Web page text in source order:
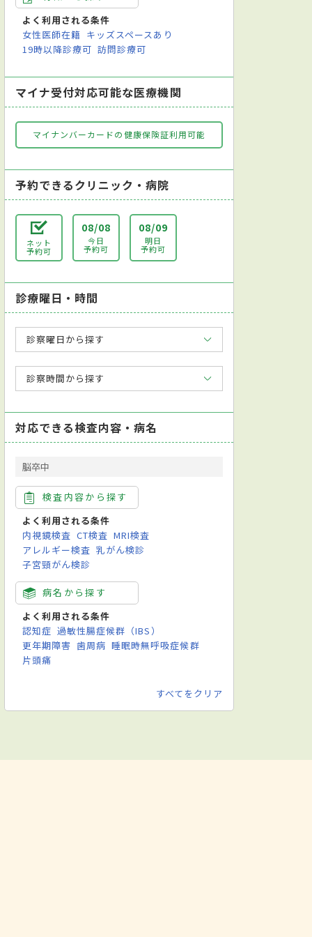
よく利用される条件
女性医師在籍 キッズスペースあり
19時以降診療可 訪問診療可
マイナ受付対応可能な医療機関
マイナンバーカードの健康保険証利用可能
予約できるクリニック・病院
ネット
予約可
08/08
今日
予約可
08/09
明日
予約可
診療曜日・時間
診察曜日から探す
診察時間から探す
対応できる検査内容・病名
脳卒中
検査内容から探す
よく利用される条件
内視鏡検査 CT検査 MRI検査
アレルギー検査 乳がん検診
子宮頸がん検診
病名から探す
よく利用される条件
認知症 過敏性腸症候群（IBS）
更年期障害 歯周病 睡眠時無呼吸症候群
片頭痛
すべてをクリア